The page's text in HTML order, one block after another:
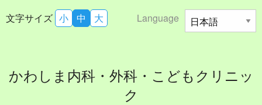
文字サイズ 小 中 大 Language
かわしま内科・外科・こどもクリニッ
ク